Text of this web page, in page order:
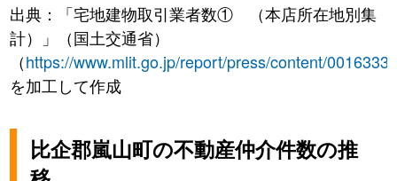
出典：「宅地建物取引業者数① （本店所在地別集
計）」（国土交通省）
（https://www.mlit.go.jp/report/press/content/
を加工して作成
比企郡嵐山町の不動産仲介件数の推